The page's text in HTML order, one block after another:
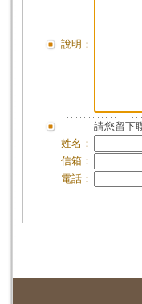
說明：
請您留下
姓名：
信箱：
電話：